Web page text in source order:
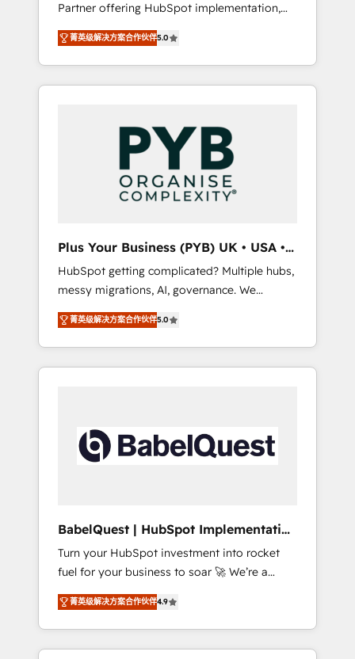
full-funnel automation. - Dashboards,
lifecycle campaigns, and lead nurturing
sequences. - Cross-hub setup across
Marketing, Sales, Operations, and Service
Hubs. - Ongoing optimization, managed
HubSpot your most powerful growth engine.
Built to convert, scale, and drive results.
Partner offering HubSpot implementation,
marketing automation, CRM and RevOps
consulting, B2B SEO, paid media, content
marketing, AEO and GEO (AI search
optimisation), and HubSpot Content Hub
technology, professional services, financial
services and industrial sectors. Offices in
Johannesburg, Cape Town, Dubai & London.
500+ HubSpot CRM implementations
Google AI Overviews. HubSpot Impact Award
- Customer First HubSpot Impact Award -
Integrations Innovation HubSpot Impact
Award - Platform Migration Excellence
HubSpot Impact Award - Platform Excellence
40+ full-time HubSpot professionals. 100s of
certifications and accreditations with
菁英级解决方案合作伙伴5.0
Plus Your Business (PYB) UK • USA •
Europe
HubSpot getting complicated? Multiple hubs,
messy migrations, AI, governance. We
organise that complexity, so your team can
put HubSpot to work... Welcome to our
Profile! We help with: • CRM implementation,
reports, workflows, and team training • CRM
governance for HubSpot-centred operations
A little about us: • Boutique 'Elite' team of 12 •
42001:2023 certified - the AI management
standard • GuardHub: our AI governance
framework, built on ISO 42001 Ready for the
next step? Click the 👈 '𝗖𝗼𝗻𝘁𝗮𝗰𝘁 𝗯𝘂𝘀𝗶𝗻𝗲𝘀𝘀'
button to get in touch (𝘸𝘦'𝘳𝘦 𝘴𝘶𝘱𝘦𝘳
𝘳𝘦𝘴𝘱𝘰𝘯𝘴𝘪𝘷𝘦)
菁英级解决方案合作伙伴5.0
BabelQuest | HubSpot Implementation
& Consultancy
Turn your HubSpot investment into rocket
fuel for your business to soar 🚀 We’re a
team of accredited HubSpot experts ready
to help you. We can implement the platform
into complex business environments,
optimise what you've got and make sure you
菁英级解决方案合作伙伴4.9